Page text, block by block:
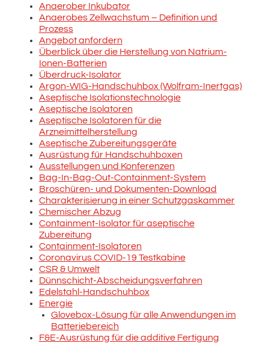
Anaerober Inkubator
Anaerobes Zellwachstum – Definition und
Prozess
Angebot anfordern
Überblick über die Herstellung von Natrium-
Ionen-Batterien
Überdruck-Isolator
Argon-WIG-Handschuhbox (Wolfram-Inertgas)
Aseptische Isolationstechnologie
Aseptische Isolatoren
Aseptische Isolatoren für die
Arzneimittelherstellung
Aseptische Zubereitungsgeräte
Ausrüstung für Handschuhboxen
Ausstellungen und Konferenzen
Bag-In-Bag-Out-Containment-System
Broschüren- und Dokumenten-Download
Charakterisierung in einer Schutzgaskammer
Chemischer Abzug
Containment-Isolator für aseptische
Zubereitung
Containment-Isolatoren
Coronavirus COVID-19 Testkabine
CSR & Umwelt
Dünnschicht-Abscheidungsverfahren
Edelstahl-Handschuhbox
Energie
Glovebox-Lösung für alle Anwendungen im
Batteriebereich
F&E-Ausrüstung für die additive Fertigung